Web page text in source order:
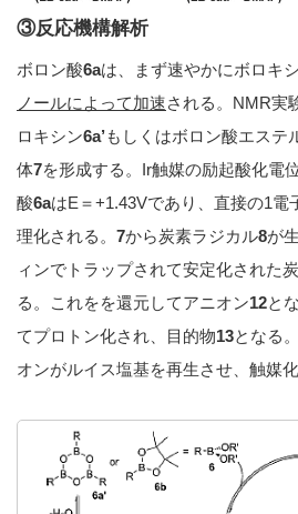
③反応機構解析
ボロン酸6aは、まず速やかにボロキ
ノールによって加速される。NMR実
ロキシン6a’もしくはボロン酸エステ
体7を形成する。Ir触媒の励起酸化電
酸6aはE＝+1.43Vであり、直接の1電
理化される。 7から炭素ラジカル8が
ィンでトラップされて安定化された
る。これをを還元してアニオン12と
てプロトン化され、目的物13となる
オンがルイス塩基を再生させ、触媒